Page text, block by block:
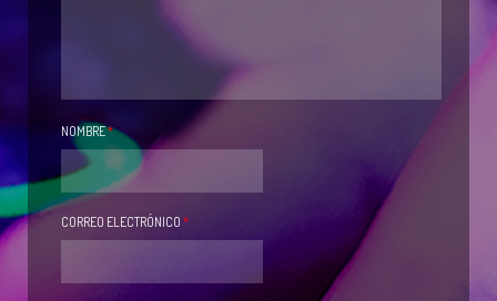
NOMBRE*
CORREO ELECTRÓNICO *